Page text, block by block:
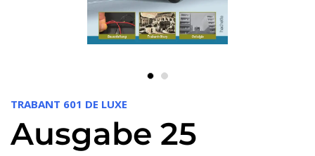
TRABANT 601 DE LUXE
Ausgabe 25